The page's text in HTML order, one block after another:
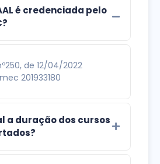
é credenciada pelo
de 12/04/2022
201933180
a duração dos cursos